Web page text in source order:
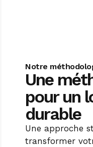
Notre
Une
pour un
durable
Une approche
transformer